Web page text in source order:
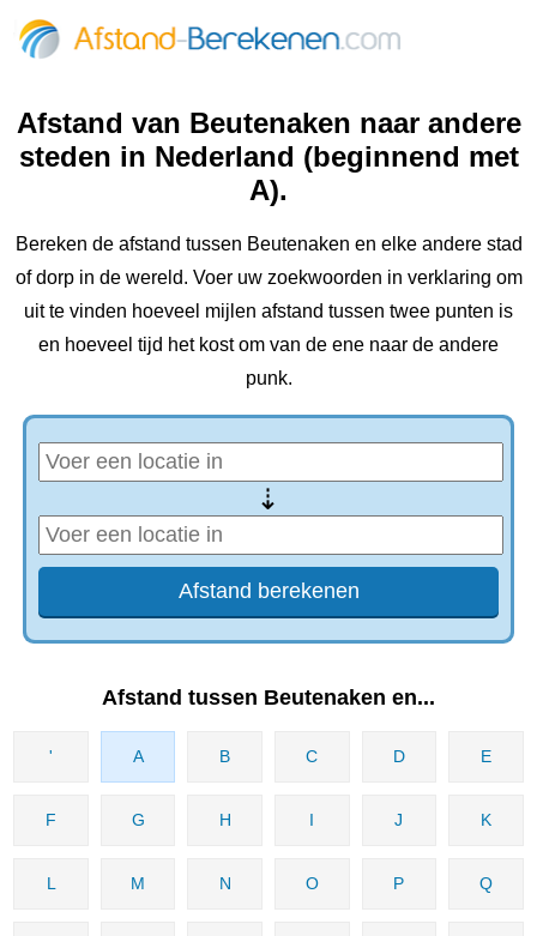
Afstand van Beutenaken naar andere
steden in Nederland (beginnend met
A).
Bereken de afstand tussen Beutenaken en elke andere stad
of dorp in de wereld. Voer uw zoekwoorden in verklaring om
uit te vinden hoeveel mijlen afstand tussen twee punten is
en hoeveel tijd het kost om van de ene naar de andere
punk.
⇢
Afstand tussen Beutenaken en...
' A B C D E
F G H I J K
L M N O P Q